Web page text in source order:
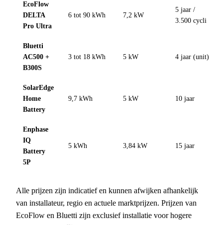
EcoFlow
DELTA
Pro Ultra
6 tot 90 kWh 7,2 kW
5 jaar /
3.500 cycli
Bluetti
AC500 +
B300S
3 tot 18 kWh 5 kW 4 jaar (unit)
SolarEdge
Home
Battery
9,7 kWh 5 kW 10 jaar
Enphase
IQ
Battery
5P
5 kWh 3,84 kW 15 jaar
Alle prijzen zijn indicatief en kunnen afwijken afhankelijk
van installateur, regio en actuele marktprijzen. Prijzen van
EcoFlow en Bluetti zijn exclusief installatie voor hogere